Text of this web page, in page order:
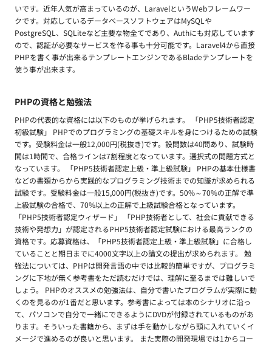
いです。近年人気が高まっているのが、LaravelというWebフレームワー
クです。対応しているデータベースソフトウェアはMySQLや
PostgreSQL、SQLiteなど主要な物全てであり、Authにも対応しています
ので、認証が必要なサービスを作る事も十分可能です。Laravel4から直接
PHPを書く事が出来るテンプレートエンジンであるBladeテンプレートを
使う事が出来ます。
PHPの資格と勉強法
PHPの代表的な資格には以下のものが挙げられます。 「PHP5技術者認定
初級試験」 PHPでのプログラミングの基礎スキルを身につけるための試験
です。受験料金は一般12,000円(税抜き)です。設問数は40問あり、試験時
間は1時間で、合格ラインは7割程度となっています。選択式の問題方式と
なっています。 「PHP5技術者認定上級・準上級試験」 PHPの基本仕様書
などの書類からから実践的なプログラミング技術までの知識が求められる
試験です。受験料金は一般15,000円(税抜き)です。50%～70%の正解で準
上級試験の合格で、70%以上の正解で上級試験合格となっています。
「PHP5技術者認定ウィザード」 「PHP技術者として、社会に貢献できる
技術や発想力」が認定されるPHP5技術者認定試験における最高ランクの
資格です。応募資格は、「PHP5技術者認定上級・準上級試験」に合格し
ていることと期日までに4000文字以上の論文の提出が求められます。 勉
強法については、PHPは開発言語の中では比較的簡単ですが、プログラミ
ングに下地が無く参考書をただ読むだけでは、理解に至るまでは難しいで
しょう。 PHPのオススメの勉強法は、自分で書いたプログラムが実際に動
くのを見るのが1番だと思います。参考書によっては本のシナリオに沿っ
て、パソコンで自分で一緒にできるようにDVDが付録されているものがあ
ります。そういった書籍から、まずは手を動かしながら頭に入れていくイ
メージで進めるのが良いと思います。 また実際の開発現場では1からコー